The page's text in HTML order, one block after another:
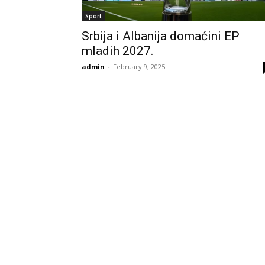
Sport
Srbija i Albanija domaćini EP
mladih 2027.
admin - February 9, 2025